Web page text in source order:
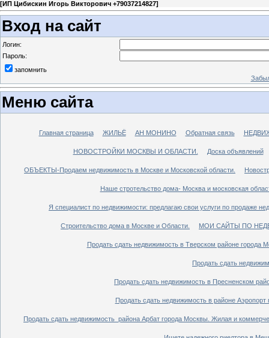
[ИП Цибискин Игорь Викторович +79037214827]
Вход на сайт
Логин:
Пароль:
запомнить
Меню сайта
Главная страница ЖИЛЬЁ АН МОНИНО Обратная связь
НОВОСТРОЙКИ МОСКВЫ И ОБЛАСТИ. Доска объявлений
ОБЪЕКТЫ-Продаем недвижимость в Москве и Московской области.
Наше стротельство дома- Москва и московская
Я специалист по недвижимости: предлагаю свои услуги по продаже
Строительство дома в Москве и Области. МОИ САЙТЫ ПО
Продать сдать недвижимость в Тверском районе города
Продать сдать
Продать сдать недвижимость в Пресненском
Продать сдать недвижимость в районе
Продать сдать недвижимость района Арбат города Москвы. Жилая и